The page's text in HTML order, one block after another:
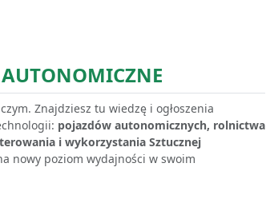
Znajdziesz tu wiedzę i ogłoszenia
pojazdów autonomicznych, rolnictwa
i wykorzystania Sztucznej
nowy poziom wydajności w swoim